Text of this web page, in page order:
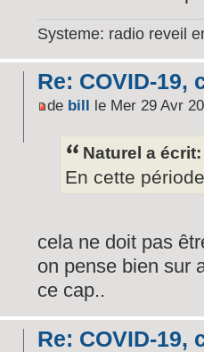
Systeme: radio reveil
Re: COVID-19,
de bill le Mer 29 Avr
Naturel a écrit:
En cette
cela ne doit pas
on pense bien sur
ce cap..
Re: COVID-19,